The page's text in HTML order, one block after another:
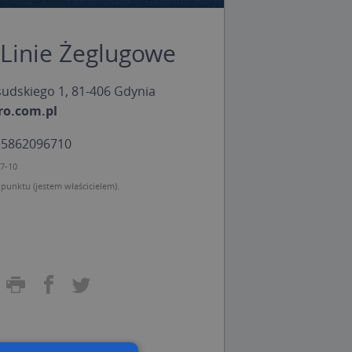
Żeglugowe
1, 81-406 Gdynia
10
(jestem właścicielem).